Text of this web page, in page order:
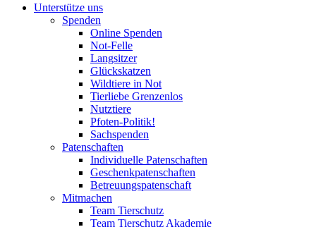
Unterstütze uns
Spenden
Online Spenden
Not-Felle
Langsitzer
Glückskatzen
Wildtiere in Not
Tierliebe Grenzenlos
Nutztiere
Pfoten-Politik!
Sachspenden
Patenschaften
Individuelle Patenschaften
Geschenkpatenschaften
Betreuungspatenschaft
Mitmachen
Team Tierschutz
Team Tierschutz Akademie